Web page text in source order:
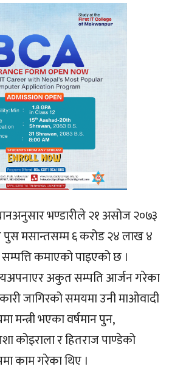
भण्डारीले २१ असोज २०७३
मसान्तसम्म ६ करोड २४ लाख ४
कमाएको पाइएको छ ।
अकुत सम्पति आर्जन गरेका
जागिरको समयमा उनी माओवादी
मन्त्री भएका वर्षमान पुन,
कोइराला र हितराज पाण्डेको
काम गरेका थिए ।